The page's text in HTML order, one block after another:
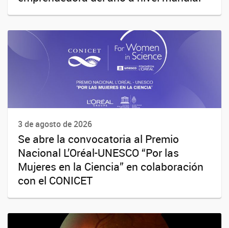
3 de agosto de 2026
Se abre la convocatoria al Premio
Nacional L’Oréal-UNESCO “Por las
Mujeres en la Ciencia” en colaboración
con el CONICET